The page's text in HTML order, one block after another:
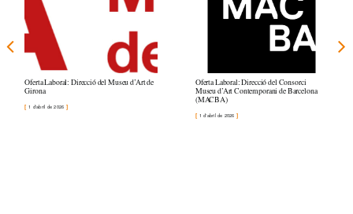
Oferta Laboral: Direcció del Museu d’Art de
Girona
1 d'abril de 2026
Oferta Laboral: Direcció del Consorci
Museu d’Art Contemporani de Barcelona
(MACBA)
1 d'abril de 2026